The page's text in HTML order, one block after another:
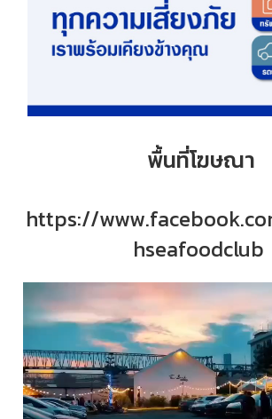
พื้นที่โฆษณา
https://
hseafoodclub